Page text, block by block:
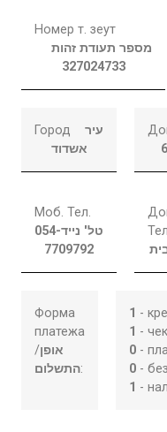
Номер т. зеут
מספר תעודת זהות
327024733
Город
עיר
אשדוד
Моб. Тел.
טל' נייד054-
7709792
Форма
платежа
/אופן
התשלום:
1 -
1 -
0 -
0 -
1 -